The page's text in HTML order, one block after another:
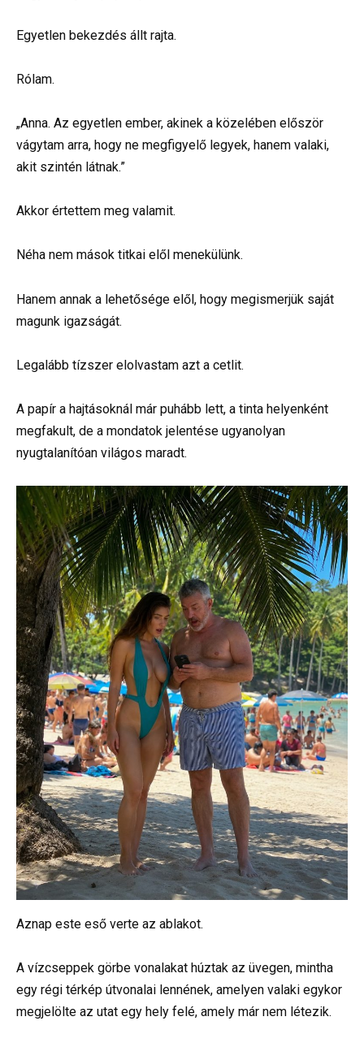
Egyetlen bekezdés állt rajta.
Rólam.
„Anna. Az egyetlen ember, akinek a közelében először
vágytam arra, hogy ne megfigyelő legyek, hanem valaki,
akit szintén látnak.”
Akkor értettem meg valamit.
Néha nem mások titkai elől menekülünk.
Hanem annak a lehetősége elől, hogy megismerjük saját
magunk igazságát.
Legalább tízszer elolvastam azt a cetlit.
A papír a hajtásoknál már puhább lett, a tinta helyenként
megfakult, de a mondatok jelentése ugyanolyan
nyugtalanítóan világos maradt.
Aznap este eső verte az ablakot.
A vízcseppek görbe vonalakat húztak az üvegen, mintha
egy régi térkép útvonalai lennének, amelyen valaki egykor
megjelölte az utat egy hely felé, amely már nem létezik.